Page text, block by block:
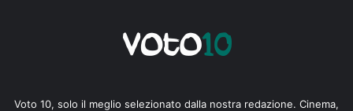
Voto 10, solo il meglio selezionato dalla nostra redazione. Cinema,